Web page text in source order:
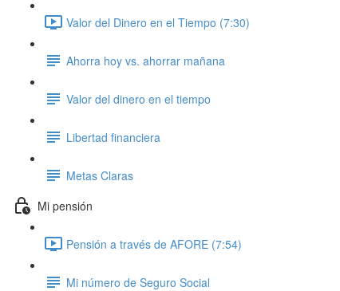
Valor del Dinero en el Tiempo (7:30)
Ahorra hoy vs. ahorrar mañana
Valor del dinero en el tiempo
Libertad financiera
Metas Claras
Mi pensión
Pensión a través de AFORE (7:54)
Mi número de Seguro Social